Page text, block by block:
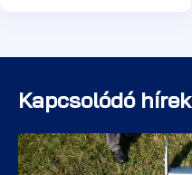
Kapcsolódó hírek